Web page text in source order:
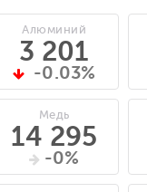
Алюминий
3 201
-0.03%
Медь
14 295
-0%